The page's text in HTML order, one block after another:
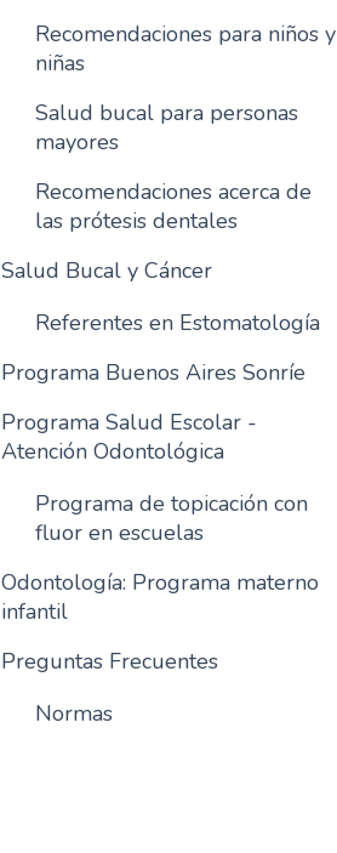
Recomendaciones para niños y
niñas
Salud bucal para personas
mayores
Recomendaciones acerca de
las prótesis dentales
Salud Bucal y Cáncer
Referentes en Estomatología
Programa Buenos Aires Sonríe
Programa Salud Escolar -
Atención Odontológica
Programa de topicación con
fluor en escuelas
Odontología: Programa materno
infantil
Preguntas Frecuentes
Normas